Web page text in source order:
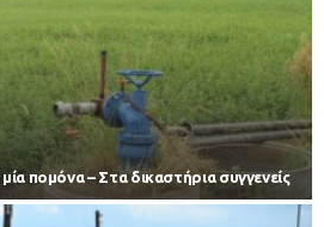
πομόνα – Στα δικαστήρια συγγενείς